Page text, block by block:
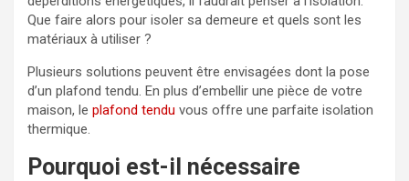
Que faire alors pour isoler sa demeure et quels sont les
matériaux à utiliser ?
Plusieurs solutions peuvent être envisagées dont la pose
d’un plafond tendu. En plus d’embellir une pièce de votre
maison, le plafond tendu vous offre une parfaite isolation
thermique.
Pourquoi est-il nécessaire